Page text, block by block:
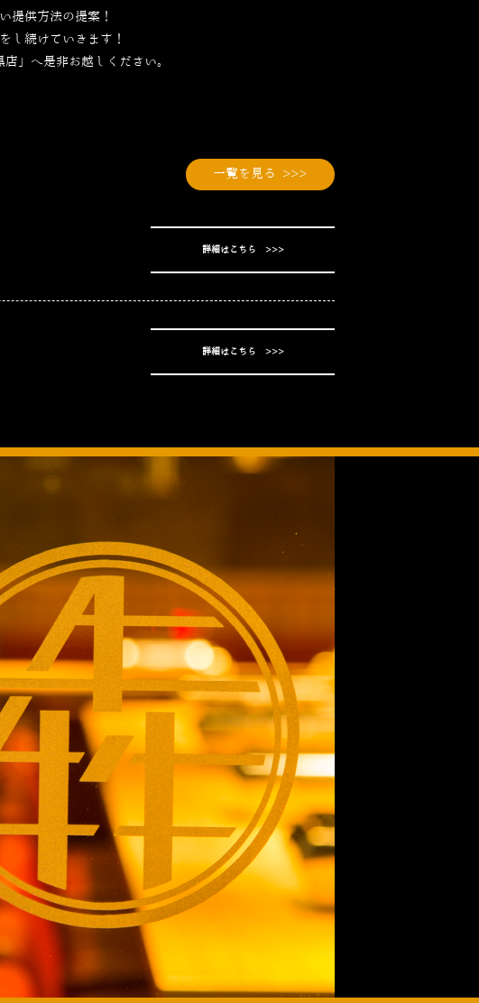
提供方法の提案！
し続けていきます！
」へ是非お越しください。
一覧を見る >>>
詳細はこちら >>>
詳細はこちら >>>